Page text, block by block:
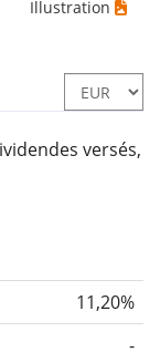
Illustration
versés,
11,20%
-